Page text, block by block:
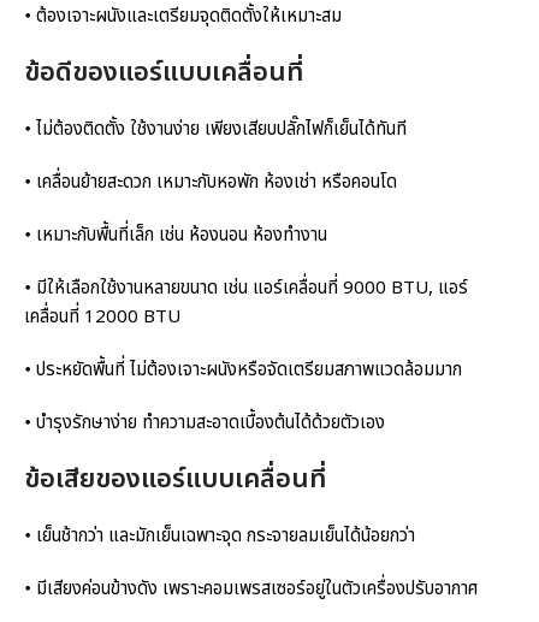
𑇐 ต้องเจาะผนังและเตรียมจุดติดตั้งให้เหมาะสม
ข้อดีของแอร์แบบเคลื่อนที่
𑇐 ไม่ต้องติดตั้ง ใช้งานง่าย เพียงเสียบปลั๊กไฟก็เย็นได้ทันที
𑇐 เคลื่อนย้ายสะดวก เหมาะกับหอพัก ห้องเช่า หรือคอนโด
𑇐 เหมาะกับพื้นที่เล็ก เช่น ห้องนอน ห้องทำงาน
𑇐 มีให้เลือกใช้งานหลายขนาด เช่น แอร์เคลื่อนที่ 9000 BTU, แอร์
เคลื่อนที่ 12000 BTU
𑇐 ประหยัดพื้นที่ ไม่ต้องเจาะผนังหรือจัดเตรียมสภาพแวดล้อมมาก
𑇐 บำรุงรักษาง่าย ทำความสะอาดเบื้องต้นได้ด้วยตัวเอง
ข้อเสียของแอร์แบบเคลื่อนที่
𑇐 เย็นช้ากว่า และมักเย็นเฉพาะจุด กระจายลมเย็นได้น้อยกว่า
𑇐 มีเสียงค่อนข้างดัง เพราะคอมเพรสเซอร์อยู่ในตัวเครื่องปรับอากาศ